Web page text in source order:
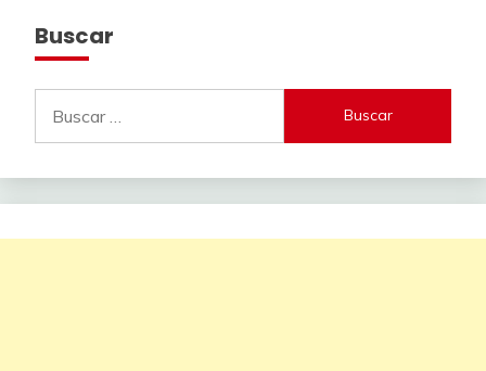
Buscar